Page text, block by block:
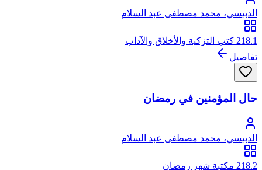
الدبيسي، محمد مصطفى عبد السلام
218.1 كتب التزكية والأخلاق والآداب
تفاصيل
حال المؤمنين في رمضان
الدبيسي، محمد مصطفى عبد السلام
218.2 مكتبة شهر رمضان